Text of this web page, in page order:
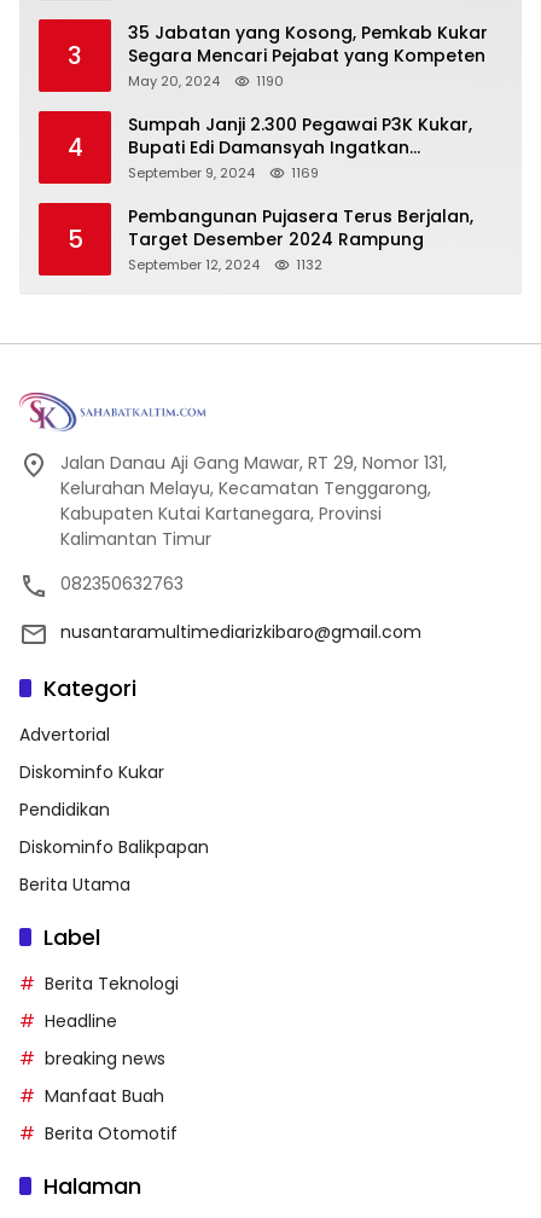
3
35 Jabatan yang Kosong, Pemkab Kukar
Segara Mencari Pejabat yang Kompeten
May 20, 2024 1190
4
Sumpah Janji 2.300 Pegawai P3K Kukar,
Bupati Edi Damansyah Ingatkan
Tanggung Jawab Baru
September 9, 2024 1169
5
Pembangunan Pujasera Terus Berjalan,
Target Desember 2024 Rampung
September 12, 2024 1132
Jalan Danau Aji Gang Mawar, RT 29, Nomor 131,
Kelurahan Melayu, Kecamatan Tenggarong,
Kabupaten Kutai Kartanegara, Provinsi
Kalimantan Timur
082350632763
nusantaramultimediarizkibaro@gmail.com
Kategori
Advertorial
Diskominfo Kukar
Pendidikan
Diskominfo Balikpapan
Berita Utama
Label
Berita Teknologi
Headline
breaking news
Manfaat Buah
Berita Otomotif
Halaman